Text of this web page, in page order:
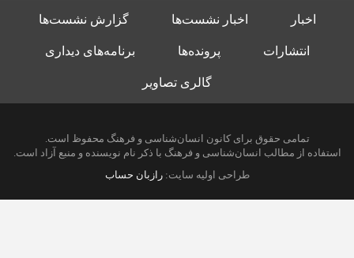
اخبار اخبار نشست‌ها گزارش نشست‌ها
انتشارات پرونده‌ها برنامه‌های دیداری
گالری تصاویر
تمامی حقوق برای کانون انسان‌شناسی و فرهنگ محفوظ است.
استفاده از مطالب انسان‌شناسی و فرهنگ با ذکر نام نویسنده و منبع آزاد است.
طراحی اولیه سایت:رازبان حساب